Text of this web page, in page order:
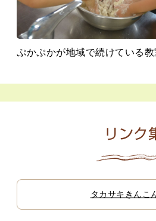
ぷかぷかが地域で続けている教
リンク
タカサキきんこ